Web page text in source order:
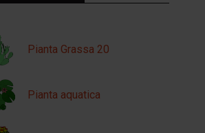
Pianta Grassa 20
Pianta aquatica